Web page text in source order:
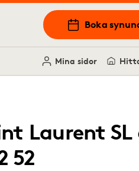
Boka
Mina sidor
Laurent SL
52